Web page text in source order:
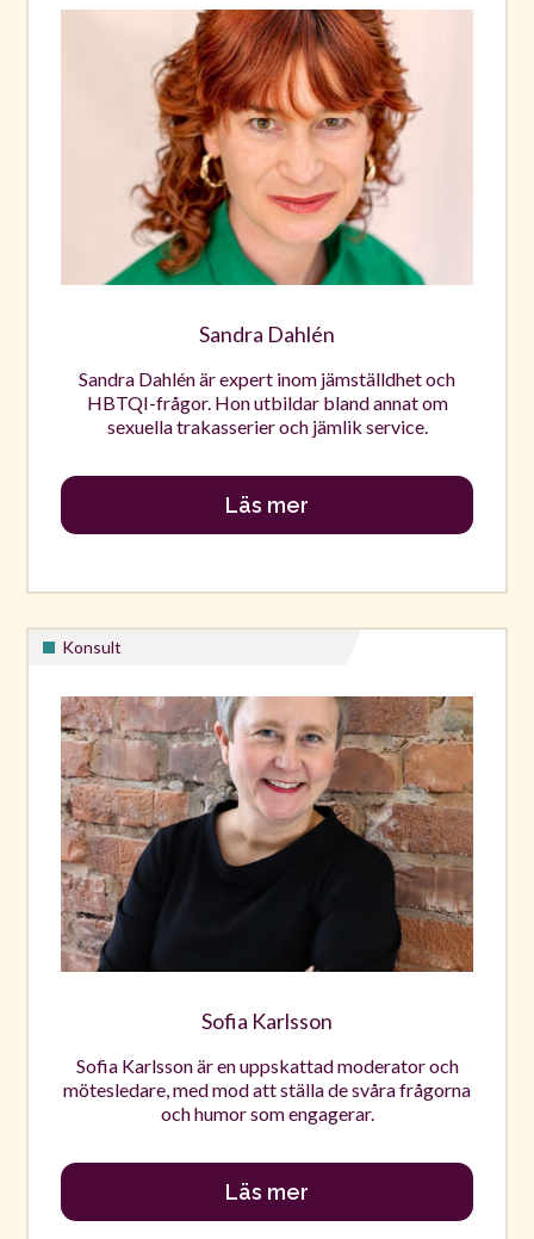
Sandra Dahlén
Sandra Dahlén är expert inom jämställdhet och
HBTQI-frågor. Hon utbildar bland annat om
sexuella trakasserier och jämlik service.
Läs mer
Konsult
Sofia Karlsson
Sofia Karlsson är en uppskattad moderator och
mötesledare, med mod att ställa de svåra frågorna
och humor som engagerar.
Läs mer